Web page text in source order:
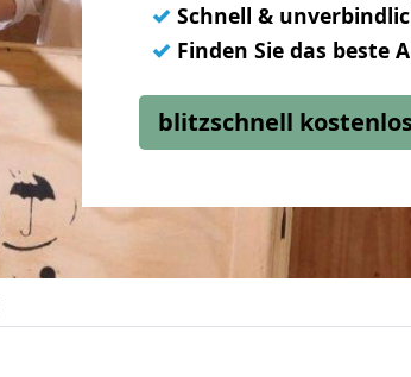
✓ Schnell &
✓ Finden Sie das beste
blitzschnell